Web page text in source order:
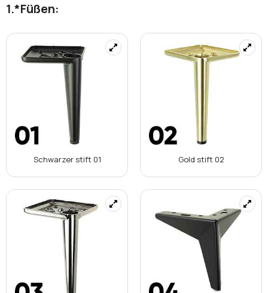
*Füßen:
Schwarzer stift 01 Gold stift 02